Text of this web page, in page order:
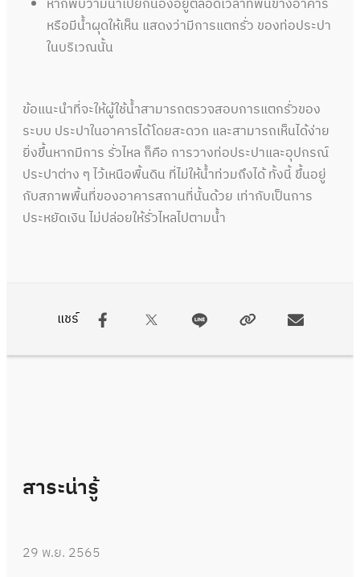
แชร์
หากพบว่ามีน้ำเปียกนองอยู่ตลอดเวลาที่พื้นข้างอาคาร
หรือมีน้ำผุดให้เห็น แสดงว่ามีการแตกรั่ว ของท่อประปา
ในบริเวณนั้น
ข้อแนะนำที่จะให้ผู้ใช้น้ำสามารถตรวจสอบการแตกรั่วของ
ระบบ ประปาในอาคารได้โดยสะดวก และสามารถเห็นได้ง่าย
ยิ่งขึ้นหากมีการ รั่วไหล ก็คือ การวางท่อประปาและอุปกรณ์
ประปาต่าง ๆ ไว้เหนือพื้นดิน ที่ไม่ให้น้ำท่วมถึงได้ ทั้งนี้ ขึ้นอยู่
กับสภาพพื้นที่ของอาคารสถานที่นั้นด้วย เท่ากับเป็นการ
ประหยัดเงิน ไม่ปล่อยให้รั่วไหลไปตามน้ำ
สาระน่ารู้
29 พ.ย. 2565